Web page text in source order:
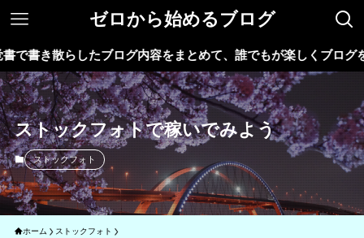
ゼロから始めるブログ
ログ内容をまとめて、誰でもが楽しくブログを始めることが出
ストックフォトで稼いでみよう
ストックフォト
ホーム ストックフォト